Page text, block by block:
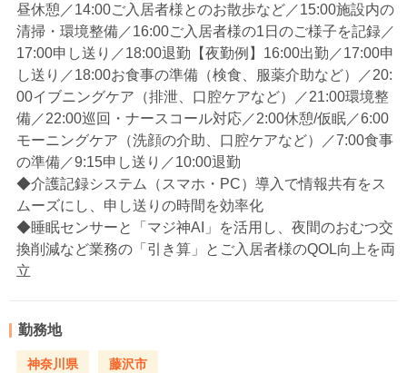
昼休憩／14:00ご入居者様とのお散歩など／15:00施設内の
清掃・環境整備／16:00ご入居者様の1日のご様子を記録／
17:00申し送り／18:00退勤【夜勤例】16:00出勤／17:00申
し送り／18:00お食事の準備（検食、服薬介助など）／20:
00イブニングケア（排泄、口腔ケアなど）／21:00環境整
備／22:00巡回・ナースコール対応／2:00休憩/仮眠／6:00
モーニングケア（洗顔の介助、口腔ケアなど）／7:00食事
の準備／9:15申し送り／10:00退勤
◆介護記録システム（スマホ・PC）導入で情報共有をス
ムーズにし、申し送りの時間を効率化
◆睡眠センサーと「マジ神AI」を活用し、夜間のおむつ交
換削減など業務の「引き算」とご入居者様のQOL向上を両
立
勤務地
神奈川県 藤沢市